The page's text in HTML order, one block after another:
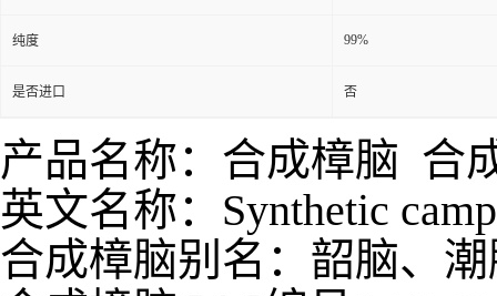
纯度 99%
是否进口 否
产品名称：合成樟脑 合
英文名称：Synthetic
合成樟脑别名： 韶脑、